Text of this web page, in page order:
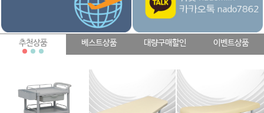
추천상품 베스트상품 대량구매할인 이벤트상품